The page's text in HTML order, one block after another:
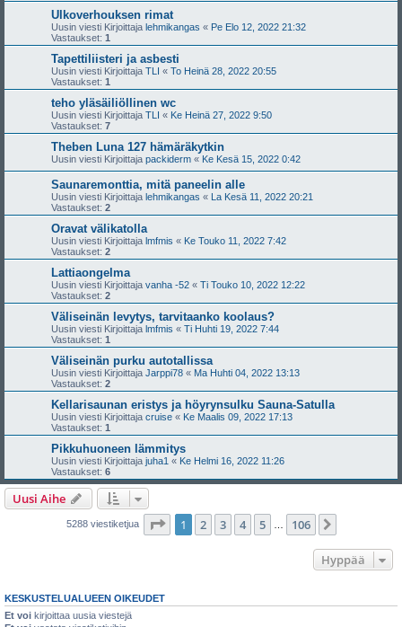
Ulkoverhouksen rimat
Uusin viesti Kirjoittaja lehmikangas « Pe Elo 12, 2022 21:32
Vastaukset: 1
Tapettiliisteri ja asbesti
Uusin viesti Kirjoittaja TLI « To Heinä 28, 2022 20:55
Vastaukset: 1
teho yläsäiliöllinen wc
Uusin viesti Kirjoittaja TLI « Ke Heinä 27, 2022 9:50
Vastaukset: 7
Theben Luna 127 hämäräkytkin
Uusin viesti Kirjoittaja packiderm « Ke Kesä 15, 2022 0:42
Saunaremonttia, mitä paneelin alle
Uusin viesti Kirjoittaja lehmikangas « La Kesä 11, 2022 20:21
Vastaukset: 2
Oravat välikatolla
Uusin viesti Kirjoittaja lmfmis « Ke Touko 11, 2022 7:42
Vastaukset: 2
Lattiaongelma
Uusin viesti Kirjoittaja vanha -52 « Ti Touko 10, 2022 12:22
Vastaukset: 2
Väliseinän levytys, tarvitaanko koolaus?
Uusin viesti Kirjoittaja lmfmis « Ti Huhti 19, 2022 7:44
Vastaukset: 1
Väliseinän purku autotallissa
Uusin viesti Kirjoittaja Jarppi78 « Ma Huhti 04, 2022 13:13
Vastaukset: 2
Kellarisaunan eristys ja höyrynsulku Sauna-Satulla
Uusin viesti Kirjoittaja cruise « Ke Maalis 09, 2022 17:13
Vastaukset: 1
Pikkuhuoneen lämmitys
Uusin viesti Kirjoittaja juha1 « Ke Helmi 16, 2022 11:26
Vastaukset: 6
Uusi Aihe
5288 viestiketjua Sivu /106
1 2 3 4 5 106
Hyppää
KESKUSTELUALUEEN OIKEUDET
Et voi kirjoittaa uusia viestejä